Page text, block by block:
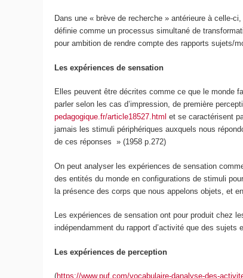
Dans une « brève de recherche » antérieure à celle-ci,
définie comme unprocessus simultané de
pour ambition de rendre compte des rapports sujets/
Les expériences de sensation
Elles peuvent être décrites commece que le monde
parler selon les cas d’impression, de première
pedagogique.fr/article18527.html et se caractérisent
jamais les stimuli périphériques auxquels nous
de ces réponses » (1958 p.272)
On peut analyser les expériences de sensation
des entités du monde en configurations de stimuli
la présence des corps que nous appelons objets, et
Les expériences de sensation ont pour produit chez
indépendamment du rapport d’activité que des sujets
Les expériences de perception
(https://www.puf.com/vocabulaire-danalyse-des-